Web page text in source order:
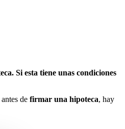
Si esta tiene unas condiciones
de firmar una hipoteca, hay